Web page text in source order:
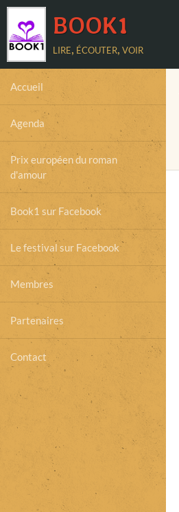
BOOK1
lire, écouter, voir
Accueil
Agenda
Prix européen du roman
d'amour
Book1 sur Facebook
Le festival sur Facebook
Membres
Partenaires
Contact